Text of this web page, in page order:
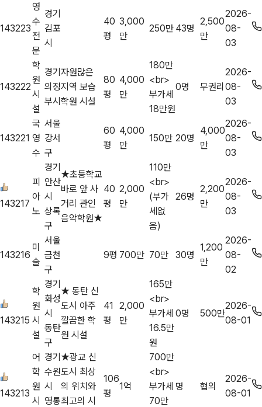
143223
영
수
전
문
경기
김포
시
40
평
3,000
만
250만 43명
2,500
만
2026-
08-
03
143222
학
원
시
설
경기
의정
부시
자원많은
지역 보습
학원 시설
80
평
4,000
만
180만
<br>
부가세
18만원
0명 무권리
2026-
08-
03
143221
국
영
수
서울
강서
구
60
평
4,000
만
150만 20명
4,000
만
2026-
08-
03
143217
피
아
노
경기
안산
시
상록
구
★초등학교
바로 앞 사
거리 관인
음악학원★
40
평
2,000
만
110만
<br>
(부가
세없
음)
26명
2,200
만
2026-
08-
03
143216
미
술
서울
금천
구
9평 700만 70만 30명
1,200
만
2026-
08-
02
143215
학
원
시
설
경기
화성
시
동탄
구
★ 동탄 신
도시 아주
깔끔한 학
원 시설
41
평
2,000
만
165만
<br>
부가세
16.5만
원
0명 500만
2026-
08-01
143213
어
학
원
시
경기
수원
시
영통
★광교 신
도시 최상
의 위치와
최고의 시
106
평
1억
700만
<br>
부가세
70만
명 협의
2026-
08-01